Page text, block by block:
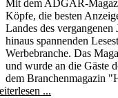
Mit dem ADGAR-
Köpfe, die besten
Landes des
hinaus spannenden
Werbebranche. Das
und wurde an die Gäste
dem Branchenmagazin
...